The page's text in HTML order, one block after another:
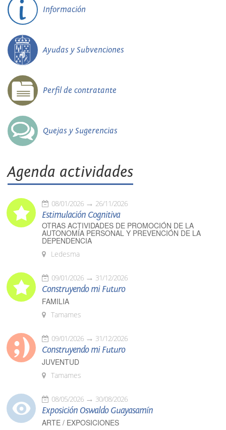
Información
Ayudas y Subvenciones
Perfil de contratante
Quejas y Sugerencias
Agenda actividades
08/01/2026 26/11/2026
Estimulación Cognitiva
OTRAS ACTIVIDADES DE PROMOCIÓN DE LA
AUTONOMÍA PERSONAL Y PREVENCIÓN DE LA
DEPENDENCIA
Ledesma
09/01/2026 31/12/2026
Construyendo mi Futuro
FAMILIA
Tamames
09/01/2026 31/12/2026
Construyendo mi Futuro
JUVENTUD
Tamames
08/05/2026 30/08/2026
Exposición Oswaldo Guayasamín
ARTE / EXPOSICIONES